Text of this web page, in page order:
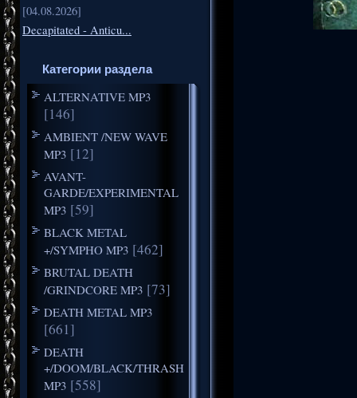
[04.08.2026]
Decapitated - Anticu...
Категории раздела
ALTERNATIVE MP3
[146]
AMBIENT /NEW WAVE
MP3 [12]
AVANT-
GARDE/EXPERIMENTAL
MP3 [59]
BLACK METAL
+/SYMPHO MP3 [462]
BRUTAL DEATH
/GRINDCORE MP3 [73]
DEATH METAL MP3
[661]
DEATH
+/DOOM/BLACK/THRASH
MP3 [558]